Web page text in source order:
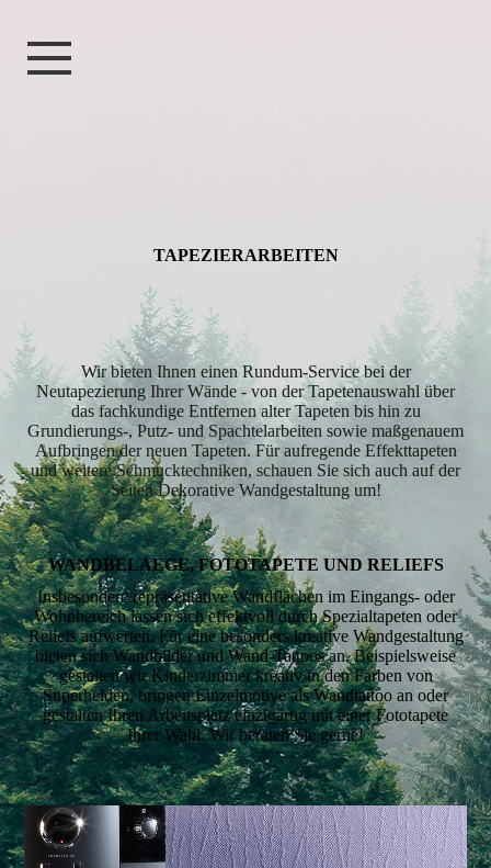
TAPEZIER­ARBEITEN
Wir bieten Ihnen einen Rundum-Service bei der
Neutapezierung Ihrer Wände - von der Tapetenauswahl über
das fachkundige Entfernen alter Tapeten bis hin zu
Grundierungs-, Putz- und Spachtelarbeiten sowie maßgenauem
Aufbringen der neuen Tapeten. Für aufregende Effekttapeten
und weitere Schmucktechniken, schauen Sie sich auch auf der
Seiten Dekorative Wandgestaltung um!
WANDBELAEGE, FOTOTAPETE UND RELIEFS
Insbesondere repräsentative Wandflächen im Eingangs- oder
Wohnbereich lassen sich effektvoll durch Spezialtapeten oder
Reliefs aufwerten. Für eine besonders kreative Wandgestaltung
bieten sich Wandbilder und Wand-Tattoos an. Beispielsweise
gestalten wir Kinderzimmer kreativ in den Farben von
Superhelden, bringen Einzelmotive als Wandtattoo an oder
gestalten Ihren Arbeitsplatz einzigartig mit einer Fototapete
Ihrer Wahl. Wir beraten Sie gerne!